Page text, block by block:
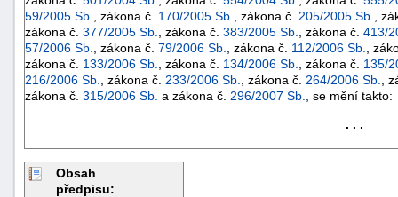
59/2005 Sb.
, zákona č. 170/2005 Sb. , zákona č. 205/2005 Sb.
,
zákona č. 377/2005 Sb. , zákona č. 383/2005 Sb. , zákona č. 413/
57/2006 Sb.
, zákona č. 79/2006 Sb. , zákona č. 112/2006 Sb.
,
zákona č. 133/2006 Sb. , zákona č. 134/2006 Sb. , zákona č. 135/
216/2006 Sb.
, zákona č. 233/2006 Sb. , zákona č. 264/2006 Sb.
,
zákona č. 315/2006 Sb. a zákona č. 296/2007 Sb.
, se mění takto:
. . .
Obsah
předpisu: